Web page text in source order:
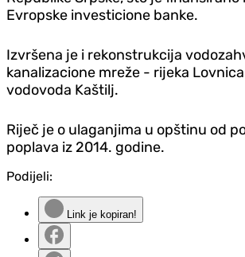
Evropske investicione banke.
Izvršena je i rekonstrukcija
kanalizacione mreže - rijeka
vodovoda Kaštilj.
Riječ je o ulaganjima u opštinu od
poplava iz 2014. godine.
Podijeli:
Link je kopiran!